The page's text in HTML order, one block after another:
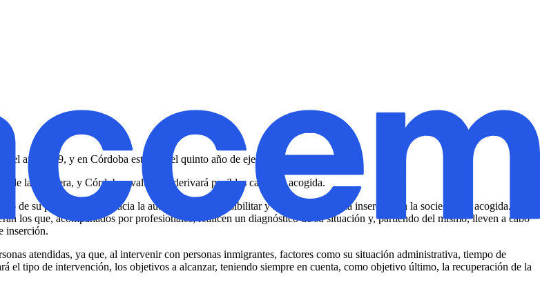
el año 2019, y en Córdoba este será el quinto año de ejecución.
de la Frontera, y Córdoba evaluará y derivará posibles casos de acogida.
de su propio proceso hacia la autonomía y así posibilitar y favorecer su plena inserción en la sociedad de acogida. Se
los que, acompañados por profesionales, realicen un diagnóstico de su situación y, partiendo del mismo, lleven a cabo
inserción.
atendidas, ya que, al intervenir con personas inmigrantes, factores como su situación administrativa, tiempo de
el tipo de intervención, los objetivos a alcanzar, teniendo siempre en cuenta, como objetivo último, la recuperación de la